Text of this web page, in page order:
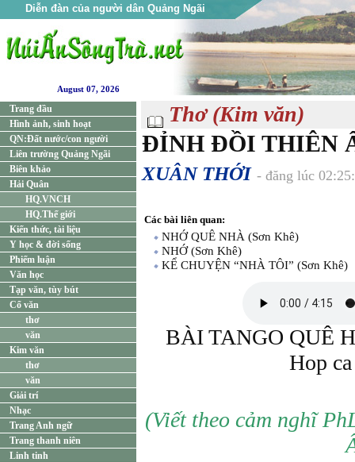
Diễn đàn của người dân Quảng Ngãi
August 07, 2026
Trang đầu
Hình ảnh, sinh hoạt
QN:Đất nước/con người
Liên trường Quảng Ngãi
Biên khảo
Hải Quân
HQ.VNCH
HQ.Thế giới
Kiến thức, tài liệu
Y học & đời sống
Phiếm luận
Văn học
Tạp văn, tùy bút
Cổ văn
thơ
văn
Kim văn
thơ
văn
Giải trí
Nhạc
Trang Anh ngữ
Trang thanh niên
Linh tinh
Thơ (Kim văn)
ĐỈNH ĐỒI THIÊN
XUÂN THỚI - đăng lúc
Các bài liên quan:
NHỚ QUÊ NHÀ (Sơn Khê)
NHỚ (Sơn Khê)
KỂ CHUYỆN “NHÀ TÔI” (Sơn Khê)
BÀI TANGO QUÊ
Hop
(Viết theo cảm nghĩ